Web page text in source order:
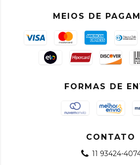
MEIOS DE
FORMAS DE
CONTATO
11 93424-